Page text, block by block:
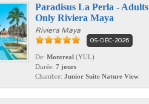
Paradisus La Perla - Adults
Only Riviera Maya
Riviera Maya
05-DÉC-2026
De: Montreal(YUL)
Durée: 7 jours
Chambre: Junior Suite Nature View